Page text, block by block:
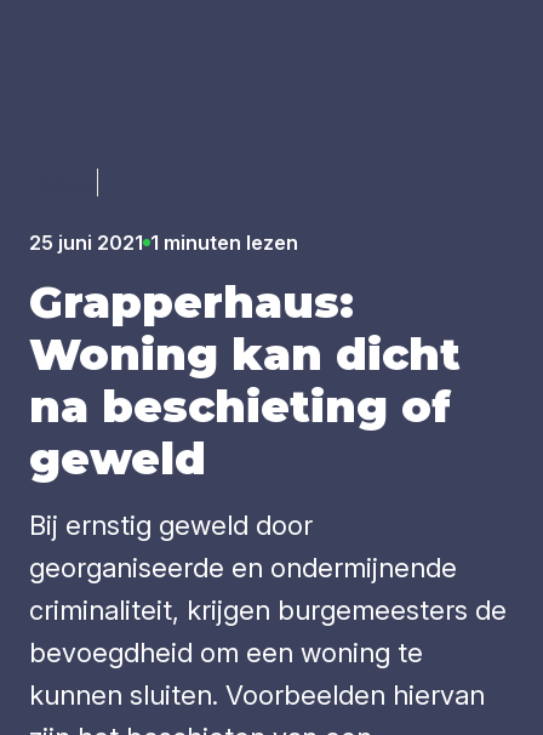
25 juni 2021 1 minuten lezen
Grap­per­haus:
Woning kan dicht
na beschie­ting of
geweld
Bij ernstig geweld door
georganiseerde en ondermijnende
criminaliteit, krijgen burgemeesters de
bevoegdheid om een woning te
kunnen sluiten. Voorbeelden hiervan